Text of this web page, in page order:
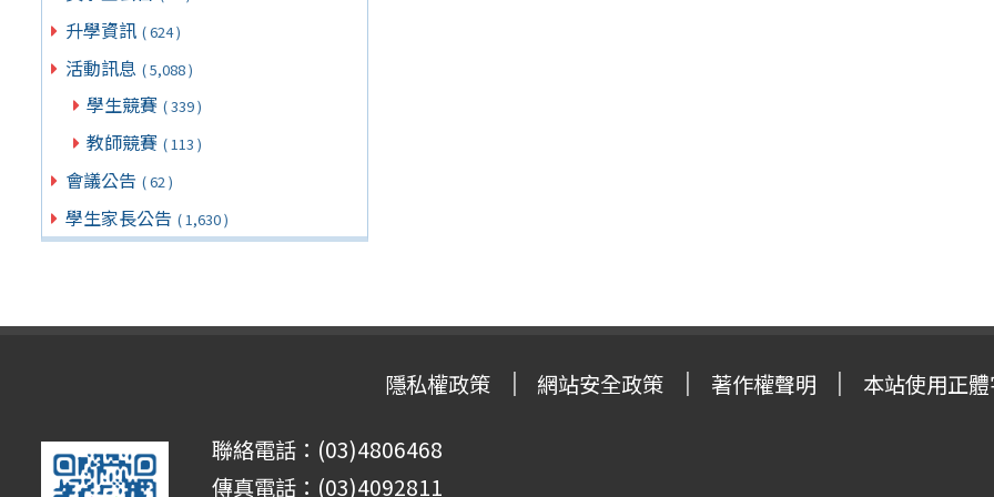
升學資訊 ( 624 )
活動訊息 ( 5,088 )
學生競賽 ( 339 )
教師競賽 ( 113 )
會議公告 ( 62 )
學生家長公告 ( 1,630 )
隱私權政策 網站安全政策 著作權聲明 本站使用正
聯絡電話：(03)4806468
傳真電話：(03)4092811